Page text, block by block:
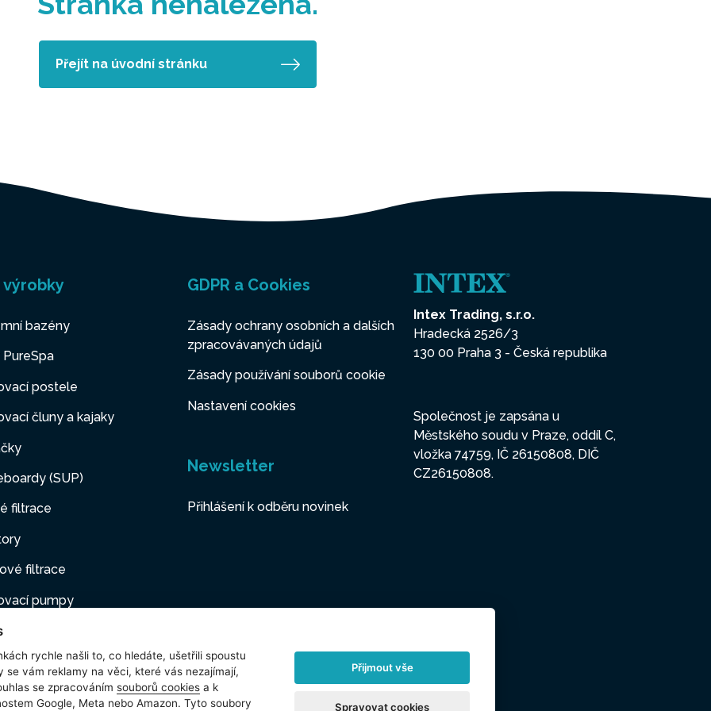
Přejít na úvodní stránku
výrobky
bazény
postele
čluny a kajaky
(SUP)
filtrace
filtrace
pumpy
nábytek
mazlíčci
GDPR a Cookies
Zásady ochrany osobních a dalších
zpracovávaných údajů
Zásady používání souborů cookie
Nastavení cookies
Newsletter
Přihlášení k odběru novinek
Intex Trading, s.r.o.
Hradecká 2526/3
130 00 Praha 3 - Česká republika
Společnost je zapsána u
Městského soudu v Praze, oddíl C,
vložka 74759, IČ 26150808, DIČ
CZ26150808.
rychle našli to, co hledáte, ušetřili spoustu
se vám reklamy na věci, které vás nezajímají,
se zpracováním souborů cookies a k
Google, Meta nebo Amazon. Tyto soubory
Přijmout vše
Spravovat cookies